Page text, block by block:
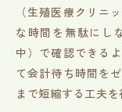
（生殖医療クリニ
な時間を無駄にし
中）で確認できる
て会計待ち時間を
まで短縮する工夫を